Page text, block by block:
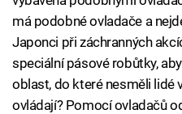
má podobné ovladače a
Japonci při záchranných
speciální pásové robůtky,
oblast, do které nesměli lidé
ovládají? Pomocí ovladačů